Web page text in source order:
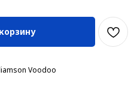
Voodoo